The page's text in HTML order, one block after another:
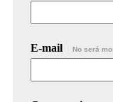
E-mail No será